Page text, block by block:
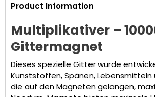
Product Information
Multiplikativer –
Gittermagnet
Dieses spezielle Gitter wurde
Kunststoffen, Spänen, Lebensmitteln
die auf den Magneten gelangen,